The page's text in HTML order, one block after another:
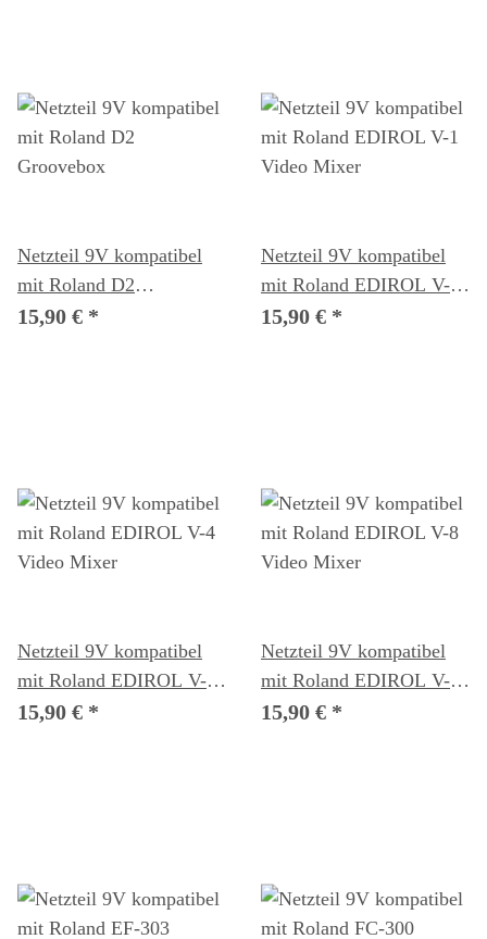
Netzteil 9V kompatibel
mit Roland D2
Groovebox
15,90 € *
Netzteil 9V kompatibel
mit Roland EDIROL V-1
Video Mixer
15,90 € *
Netzteil 9V kompatibel
mit Roland EDIROL V-4
Video Mixer
15,90 € *
Netzteil 9V kompatibel
mit Roland EDIROL V-8
Video Mixer
15,90 € *